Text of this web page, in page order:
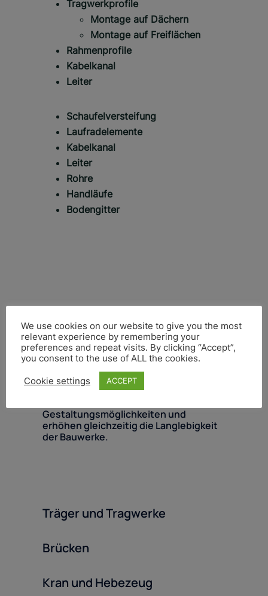
Tragwerkprofile
Montage auf Dächern
Montage auf Freiflächen
Rahmenprofile
Kabelkanal
Leiter
Schaufelversteifung
Laufradelemente
Kabelkanal
Leiter
Rohre
Handläufe
Bodengitter
Bauindustrie und
Infrastruktur
Faserverbundkunststoffe sind ideal für
Anwendungen im Bauwesen: Sie
Gestaltungsmöglichkeiten und
erhöhen gleichzeitig die Langlebigkeit
der Bauwerke.
Träger und Tragwerke
Brücken
Kran und Hebezeug
We use cookies on our website to give you the most
relevant experience by remembering your
preferences and repeat visits. By clicking “Accept”,
you consent to the use of ALL the cookies.
Cookie settings ACCEPT